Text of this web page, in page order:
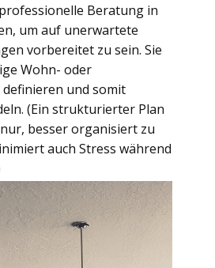
Beratung in
um auf unerwartete
vorbereitet zu sein. Sie
Wohn- oder
und somit
(Ein strukturierter Plan
besser organisiert zu
auch Stress während